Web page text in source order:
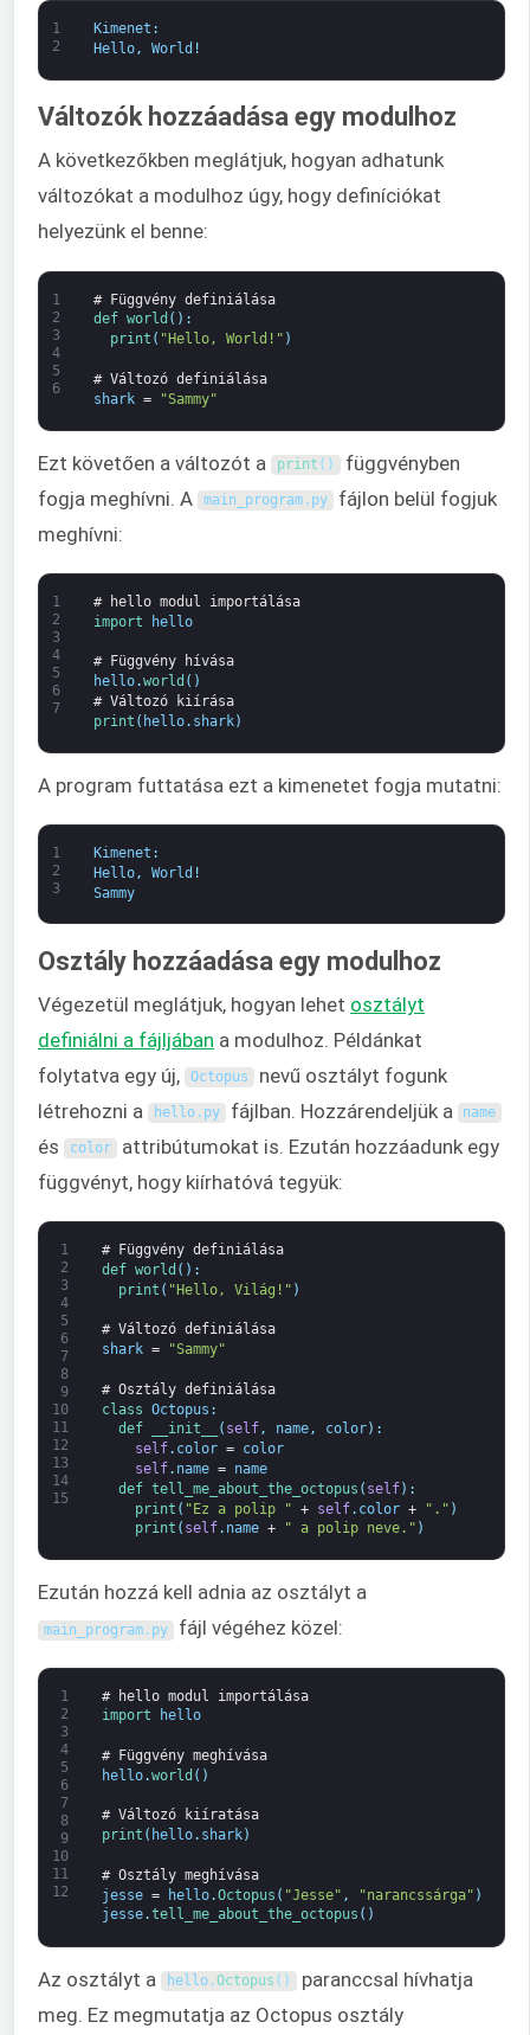
1
2
Kimenet :
Hello, World !
Változók hozzáadása egy modulhoz
A következőkben meglátjuk, hogyan adhatunk
változókat a modulhoz úgy, hogy definíciókat
helyezünk el benne:
1
2
3
4
5
6
# Függvény definiálása
def world ( ) :
print ( "Hello, World!" )
# Változó definiálása
shark = "Sammy"
Ezt követően a változót a print ( ) függvényben
fogja meghívni. A
main_program. py fájlon belül fogjuk
meghívni:
1
2
3
4
5
6
7
# hello modul importálása
import
hello
# Függvény hívása
hello.world ( )
# Változó kiírása
print ( hello. shark)
A program futtatása ezt a kimenetet fogja mutatni:
1
2
3
Kimenet :
Hello, World !
Sammy
Osztály hozzáadása egy modulhoz
Végezetül meglátjuk, hogyan lehet osztályt
definiálni a fájljában a modulhoz. Példánkat
folytatva egy új,
Octopus nevű osztályt fogunk
létrehozni a
hello. py fájlban. Hozzárendeljük a name
és color attribútumokat is. Ezután hozzáadunk egy
függvényt, hogy kiírhatóvá tegyük:
1
2
3
4
5
6
7
8
9
10
11
12
13
14
15
# Függvény definiálása
def world ( ) :
print ( "Hello, Világ!" )
# Változó definiálása
shark = "Sammy"
# Osztály definiálása
class Octopus :
def
__init__ ( self, name, color) :
self. color =
color
self. name =
name
def tell_me_about_the_octopus ( self) :
print ( "Ez a polip " + self. color + "." )
print ( self. name + " a polip neve." )
Ezután hozzá kell adnia az osztályt a
main_program. py fájl végéhez közel:
1
2
3
4
5
6
7
8
9
10
11
12
# hello modul importálása
import
hello
# Függvény meghívása
hello.world ( )
# Változó kiíratása
print ( hello. shark)
# Osztály meghívása
jesse = hello.Octopus ( "Jesse" , "narancssárga" )
jesse.tell_me_about_the_octopus ( )
Az osztályt a hello.Octopus ( ) paranccsal hívhatja
meg. Ez megmutatja az Octopus osztály